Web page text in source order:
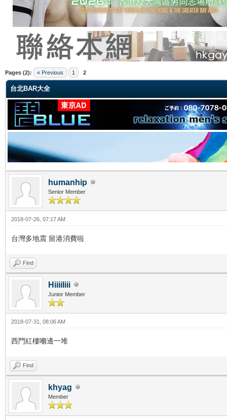
Pages (2): « Previous 1 2
台北BAR大全
humanhip
Senior Member
2018-07-26, 07:17 AM
台灣多地震 留港消費啦
Find
HiiiiIiii
Junior Member
2018-07-31, 08:06 AM
西門紅樓嗰邊一堆
Find
khyag
Member